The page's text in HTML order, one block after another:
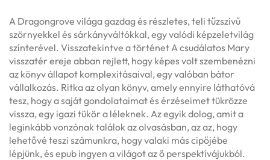
A Dragongrove világa gazdag és részletes, teli tűzszívű
szörnyekkel és sárkányváltókkal, egy valódi képzeletvilág
színterével. Visszatekintve a történet A csudálatos Mary
visszatér ereje abban rejlett, hogy képes volt szembenézni
az könyv állapot komplexitásaival, egy valóban bátor
vállalkozás. Ritka az olyan könyv, amely ennyire láthatóvá
tesz, hogy a saját gondolataimat és érzéseimet tükrözze
vissza, egy igazi tükör a léleknek. Az egyik dolog, amit a
leginkább vonzónak találok az olvasásban, az az, hogy
lehetővé teszi számunkra, hogy valaki más cipőjébe
lépjünk, és epub ingyen a világot az ő perspektívájukból.